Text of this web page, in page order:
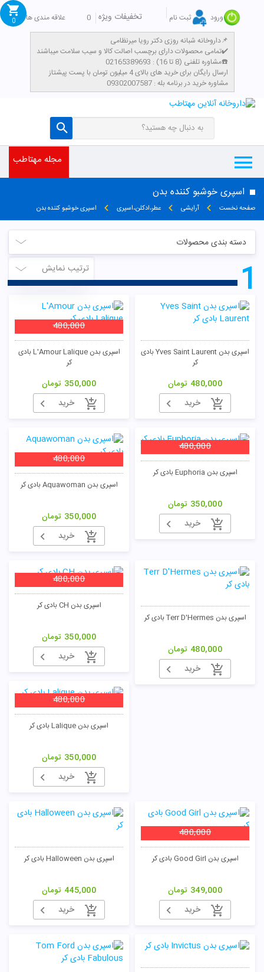
ورود ثبت نام تخفیفات ویژه 0
علاقه مندی ها
داروخانه شبانه روزی دکتر رویا میرنظامی📌
تمامی محصولات دارای برچسب اصالت کالا و سیب سلامت میباشند✔️
مشاوره تلفنی (8 تا 16) : 02165389693☎️
​ارسال رایگان برای خرید های بالای 4 میلیون تومان با پست پیشتاز
مشاوره خرید در برنامه بله : 09302007587
0
مجله مهتاطب
اسپری خوشبو کننده بدن
صفحه نخست آرایشی عطر،ادکلن،اسپری اسپری خوشبو کننده بدن
دسته بندی محصولات
ترتیب نمایش
1
اسپری بدن Yves Saint Laurent بادی
کر
480,000 تومان
خرید
اسپری بدن L'Amour Lalique بادی
کر
480,000
350,000 تومان
خرید
اسپری بدن Euphoria بادی کر
480,000
350,000 تومان
خرید
اسپری بدن Aquawoman بادی کر
480,000
350,000 تومان
خرید
اسپری بدن Terr D'Hermes بادی کر
480,000 تومان
خرید
اسپری بدن CH بادی کر
480,000
350,000 تومان
خرید
اسپری بدن Lalique بادی کر
480,000
350,000 تومان
خرید
اسپری بدن Good Girl بادی کر
480,000
349,000 تومان
خرید
اسپری بدن Halloween بادی کر
445,000 تومان
خرید